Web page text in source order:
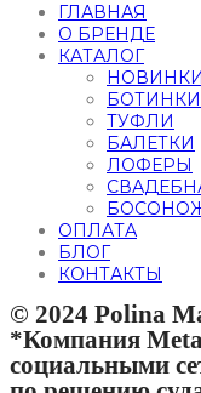
ГЛАВНАЯ
О БРЕНДЕ
КАТАЛОГ
НОВИНКИ
БОТИНКИ
ТУФЛИ
БАЛЕТКИ
ЛОФЕРЫ
ОПЛАТА
БЛОГ
КОНТАКТЫ
© 2024 Polina
*Компания
социальными